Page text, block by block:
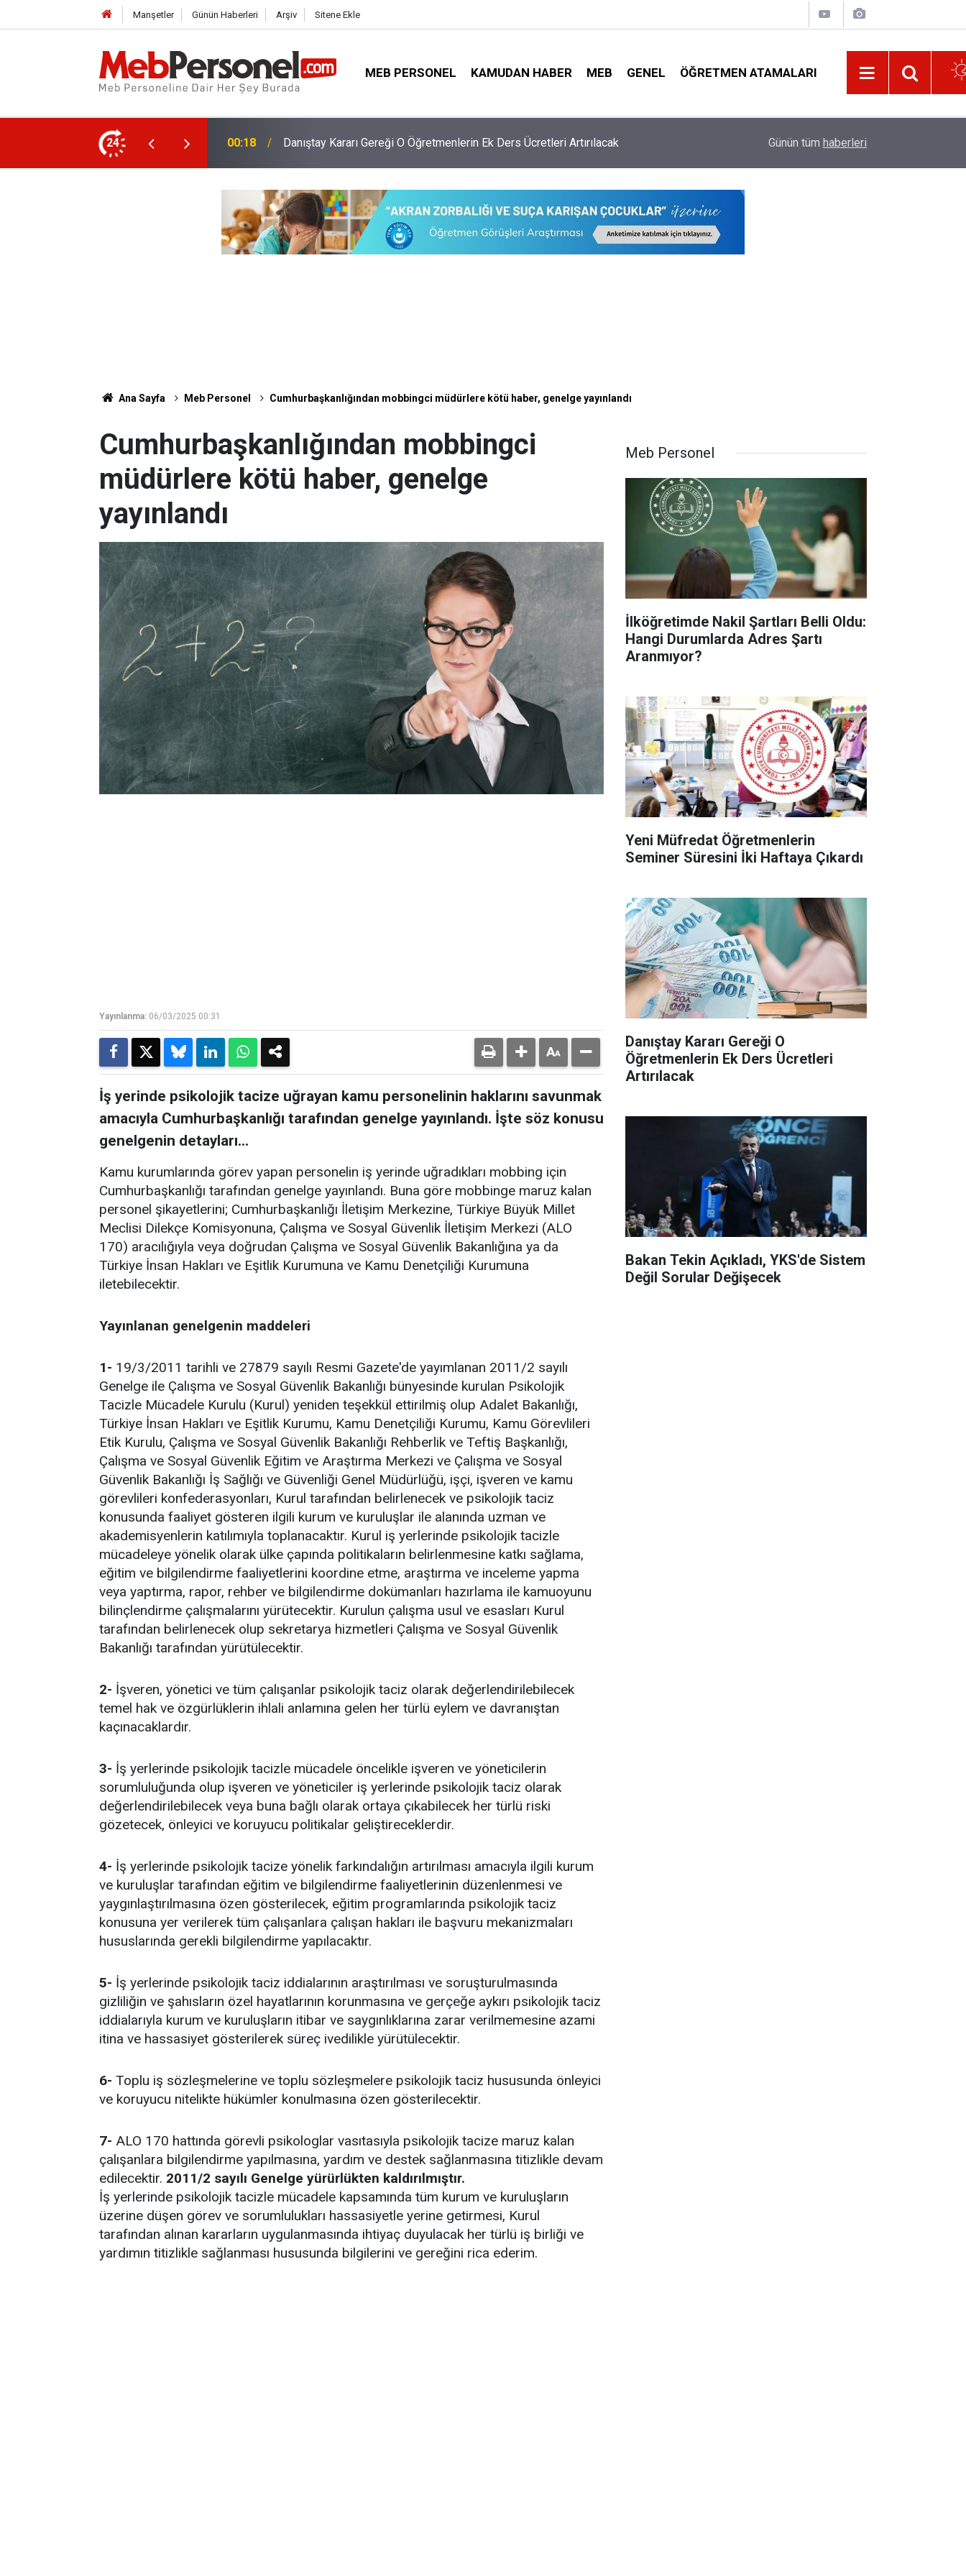
Manşetler Günün Haberleri Arşiv Sitene Ekle
MEB PERSONEL KAMUDAN HABER MEB GENEL ÖĞRETMEN ATAMALARI
24
Ek Ders Ücretleri Artırılacak 23:34 Bakan Tekin Açıkladı, YKS'de Sistem Değil Sorular Değişecek
Sürece Nasıl Katılacak?
Günün tüm haberleri
Ana Sayfa Meb Personel Cumhurbaşkanlığından mobbingci müdürlere kötü haber, genelge yayınlandı
Cumhurbaşkanlığından mobbingci
müdürlere kötü haber, genelge
yayınlandı
Yayınlanma: 06/03/2025 00:31
İş yerinde psikolojik tacize uğrayan kamu personelinin haklarını savunmak
amacıyla Cumhurbaşkanlığı tarafından genelge yayınlandı. İşte söz konusu
genelgenin detayları...
Kamu kurumlarında görev yapan personelin iş yerinde uğradıkları mobbing için
Cumhurbaşkanlığı tarafından genelge yayınlandı. Buna göre mobbinge maruz kalan
personel şikayetlerini; Cumhurbaşkanlığı İletişim Merkezine, Türkiye Büyük Millet
Meclisi Dilekçe Komisyonuna, Çalışma ve Sosyal Güvenlik İletişim Merkezi (ALO
170) aracılığıyla veya doğrudan Çalışma ve Sosyal Güvenlik Bakanlığına ya da
Türkiye İnsan Hakları ve Eşitlik Kurumuna ve Kamu Denetçiliği Kurumuna
iletebilecektir.
Yayınlanan genelgenin maddeleri
1- 19/3/2011 tarihli ve 27879 sayılı Resmi Gazete'de yayımlanan 2011/2 sayılı
Genelge ile Çalışma ve Sosyal Güvenlik Bakanlığı bünyesinde kurulan Psikolojik
Tacizle Mücadele Kurulu (Kurul) yeniden teşekkül ettirilmiş olup Adalet Bakanlığı,
Türkiye İnsan Hakları ve Eşitlik Kurumu, Kamu Denetçiliği Kurumu, Kamu Görevlileri
Etik Kurulu, Çalışma ve Sosyal Güvenlik Bakanlığı Rehberlik ve Teftiş Başkanlığı,
Çalışma ve Sosyal Güvenlik Eğitim ve Araştırma Merkezi ve Çalışma ve Sosyal
Güvenlik Bakanlığı İş Sağlığı ve Güvenliği Genel Müdürlüğü, işçi, işveren ve kamu
görevlileri konfederasyonları, Kurul tarafından belirlenecek ve psikolojik taciz
konusunda faaliyet gösteren ilgili kurum ve kuruluşlar ile alanında uzman ve
akademisyenlerin katılımıyla toplanacaktır. Kurul iş yerlerinde psikolojik tacizle
mücadeleye yönelik olarak ülke çapında politikaların belirlenmesine katkı sağlama,
eğitim ve bilgilendirme faaliyetlerini koordine etme, araştırma ve inceleme yapma
veya yaptırma, rapor, rehber ve bilgilendirme dokümanları hazırlama ile kamuoyunu
bilinçlendirme çalışmalarını yürütecektir. Kurulun çalışma usul ve esasları Kurul
tarafından belirlenecek olup sekretarya hizmetleri Çalışma ve Sosyal Güvenlik
Bakanlığı tarafından yürütülecektir.
2- İşveren, yönetici ve tüm çalışanlar psikolojik taciz olarak değerlendirilebilecek
temel hak ve özgürlüklerin ihlali anlamına gelen her türlü eylem ve davranıştan
kaçınacaklardır.
3- İş yerlerinde psikolojik tacizle mücadele öncelikle işveren ve yöneticilerin
sorumluluğunda olup işveren ve yöneticiler iş yerlerinde psikolojik taciz olarak
değerlendirilebilecek veya buna bağlı olarak ortaya çıkabilecek her türlü riski
gözetecek, önleyici ve koruyucu politikalar geliştireceklerdir.
4- İş yerlerinde psikolojik tacize yönelik farkındalığın artırılması amacıyla ilgili kurum
ve kuruluşlar tarafından eğitim ve bilgilendirme faaliyetlerinin düzenlenmesi ve
yaygınlaştırılmasına özen gösterilecek, eğitim programlarında psikolojik taciz
konusuna yer verilerek tüm çalışanlara çalışan hakları ile başvuru mekanizmaları
hususlarında gerekli bilgilendirme yapılacaktır.
5- İş yerlerinde psikolojik taciz iddialarının araştırılması ve soruşturulmasında
gizliliğin ve şahısların özel hayatlarının korunmasına ve gerçeğe aykırı psikolojik taciz
iddialarıyla kurum ve kuruluşların itibar ve saygınlıklarına zarar verilmemesine azami
itina ve hassasiyet gösterilerek süreç ivedilikle yürütülecektir.
6- Toplu iş sözleşmelerine ve toplu sözleşmelere psikolojik taciz hususunda önleyici
ve koruyucu nitelikte hükümler konulmasına özen gösterilecektir.
7- ALO 170 hattında görevli psikologlar vasıtasıyla psikolojik tacize maruz kalan
çalışanlara bilgilendirme yapılmasına, yardım ve destek sağlanmasına titizlikle devam
edilecektir. 2011/2 sayılı Genelge yürürlükten kaldırılmıştır.
İş yerlerinde psikolojik tacizle mücadele kapsamında tüm kurum ve kuruluşların
üzerine düşen görev ve sorumlulukları hassasiyetle yerine getirmesi, Kurul
tarafından alınan kararların uygulanmasında ihtiyaç duyulacak her türlü iş birliği ve
yardımın titizlikle sağlanması hususunda bilgilerini ve gereğini rica ederim.
Meb Personel
İlköğretimde Nakil Şartları Belli Oldu:
Hangi Durumlarda Adres Şartı
Aranmıyor?
Yeni Müfredat Öğretmenlerin
Seminer Süresini İki Haftaya Çıkardı
Danıştay Kararı Gereği O
Öğretmenlerin Ek Ders Ücretleri
Artırılacak
Bakan Tekin Açıkladı, YKS'de Sistem
Değil Sorular Değişecek